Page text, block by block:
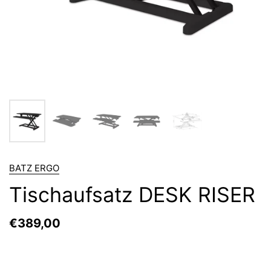
BATZ ERGO
Tischaufsatz DESK RISER
€389,00